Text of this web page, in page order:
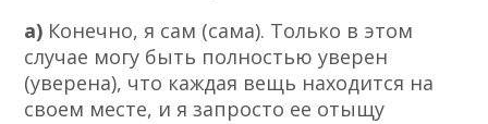
а) Конечно, я сам (сама). Только в этом
случае могу быть полностью уверен
(уверена), что каждая вещь находится на
своем месте, и я запросто ее отыщу